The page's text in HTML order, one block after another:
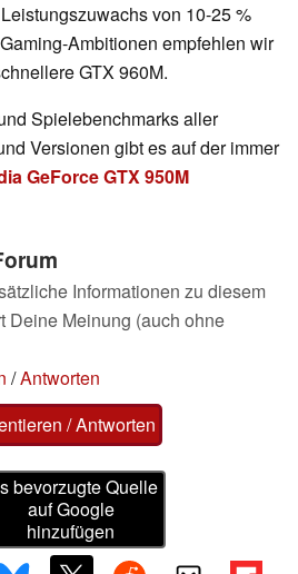
von 10-25 %
Ambitionen empfehlen wir
GTX 960M.
Spielebenchmarks aller
Versionen gibt es auf der immer
GeForce GTX 950M
Informationen zu diesem
Deine Meinung (auch ohne
/Antworten
/ Antworten
bevorzugte Quelle
auf Google
hinzufügen